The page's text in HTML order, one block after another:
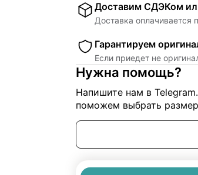
Доставим СДЭКом
Доставка оплачивается
Гарантируем
Если приедет не
Нужна помощь?
Напишите нам в
поможем выбрать